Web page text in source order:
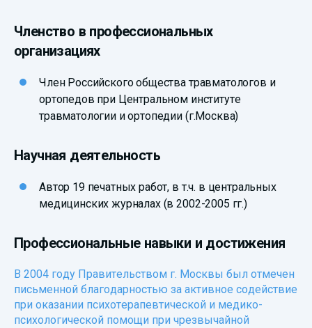
Членство в профессиональных
организациях
Член Российского общества травматологов и
ортопедов при Центральном институте
травматологии и ортопедии (г.Москва)
Научная деятельность
Автор 19 печатных работ, в т.ч. в центральных
медицинских журналах (в 2002-2005 гг.)
Профессиональные навыки и достижения
В 2004 году Правительством г. Москвы был отмечен
письменной благодарностью за активное содействие
при оказании психотерапевтической и медико-
психологической помощи при чрезвычайной